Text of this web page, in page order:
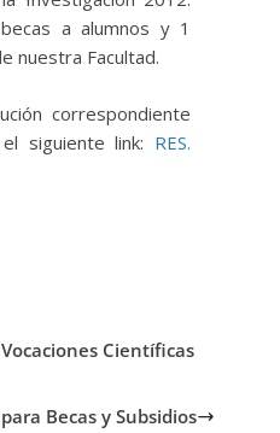
a alumnos y 1
nuestra Facultad.
correspondiente
siguiente link: RES.
Científicas
Becas y Subsidios